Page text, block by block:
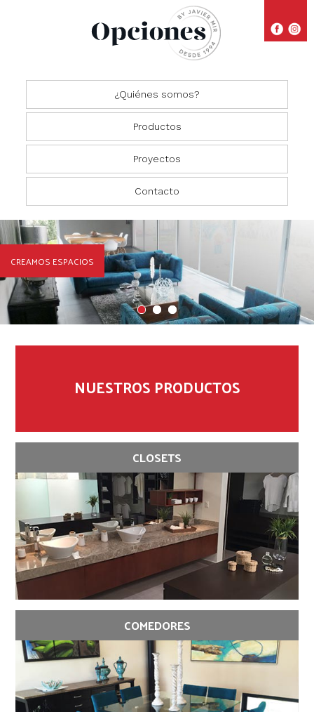
¿Quiénes somos?
Productos
Closets
Comedores
Cocinas
Salas
Recámaras
Proyectos
Residencial
Oficinas
Comercial
Contacto
CREAMOS ESPACIOS
NUESTROS PRODUCTOS
CLOSETS
COMEDORES